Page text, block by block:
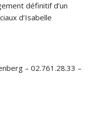
définitif d’un
d’Isabelle
– 02.761.28.33 –